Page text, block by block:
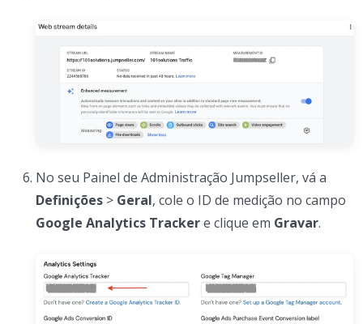
No seu Painel de Administração Jumpseller, vá a
Definições > Geral, cole o ID de medição no campo
Google Analytics Trackere clique em Gravar.